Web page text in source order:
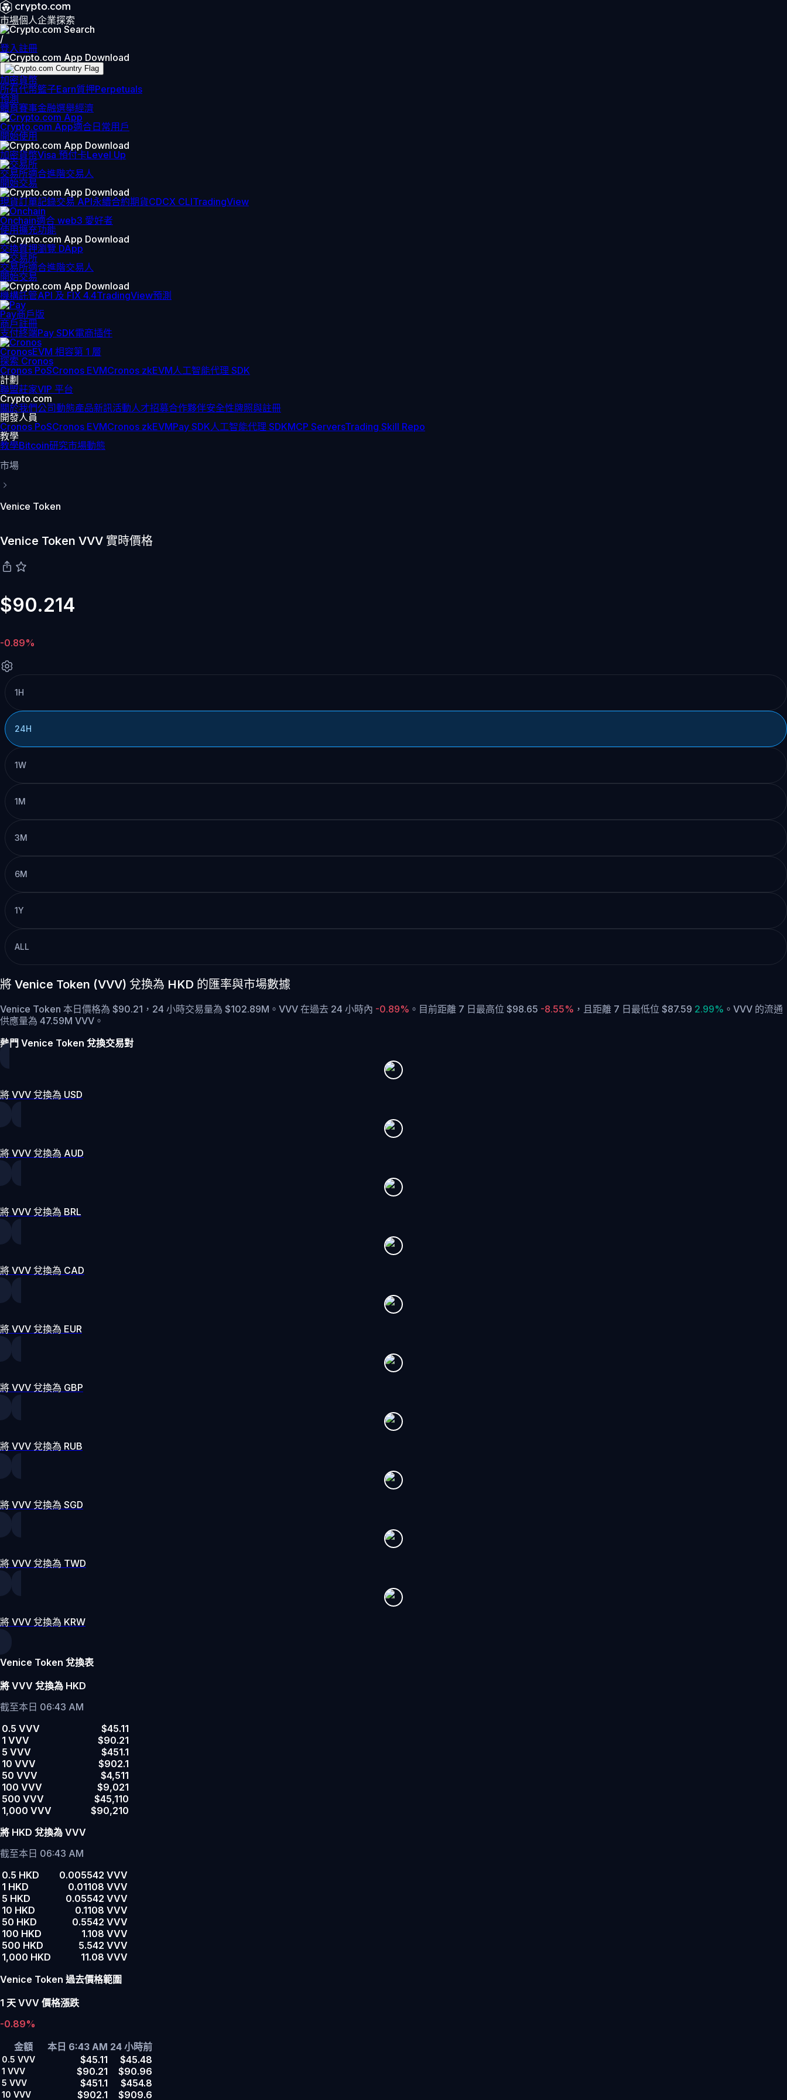
市場個人企業探索
/
登入註冊
加密貨幣
所有代幣籃子Earn質押Perpetuals
預測
體育賽事金融選舉經濟
Crypto.com App適合日常用戶
開始使用
加密貨幣Visa 預付卡Level Up
交易所適合進階交易人
開始交易
現貨訂單記錄交易 API永續合約期貨CDCX CLITradingView
Onchain適合 web3 愛好者
使用擴充功能
交換質押瀏覽 DApp
交易所適合進階交易人
開始交易
機構託管API 及 FIX 4.4TradingView預測
Pay商戶版
商戶註冊
支付終端Pay SDK電商插件
CronosEVM 相容第 1 層
探索 Cronos
Cronos PoSCronos EVMCronos zkEVM人工智能代理 SDK
計劃
聯盟莊家VIP 平台
Crypto.com
關於我們公司動態產品新訊活動人才招募合作夥伴安全性牌照與註冊
開發人員
Cronos PoSCronos EVMCronos zkEVMPay SDK人工智能代理 SDKMCP ServersTrading Skill Repo
教學
教學Bitcoin研究市場動態
市場
Venice Token
Venice Token VVV 實時價格
$90.214
-0.89%
1H
24H
1W
1M
3M
6M
1Y
ALL
將 Venice Token (VVV) 兌換為 HKD 的匯率與市場數據
Venice Token 本日價格為 $90.21，24 小時交易量為 $102.89M。VVV 在過去 24 小時內 -0.89% 。 目前距離 7 日最高位 $98.65 -8.55% ， 且距離 7 日最低位 $87.59 2.99% 。 VVV 的流通
供應量為 47.59M VVV。
熱門 Venice Token 兌換交易對
將 VVV 兌換為 USD
將 VVV 兌換為 AUD
將 VVV 兌換為 BRL
將 VVV 兌換為 CAD
將 VVV 兌換為 EUR
將 VVV 兌換為 GBP
將 VVV 兌換為 RUB
將 VVV 兌換為 SGD
將 VVV 兌換為 TWD
將 VVV 兌換為 KRW
Venice Token 兌換表
將 VVV 兌換為 HKD
截至本日 06:43 AM
0.5 VVV
$45.11
1 VVV
$90.21
5 VVV
$451.1
10 VVV
$902.1
50 VVV
$4,511
100 VVV
$9,021
500 VVV
$45,110
1,000 VVV
$90,210
將 HKD 兌換為 VVV
截至本日 06:43 AM
0.5 HKD
0.005542 VVV
1 HKD
0.01108 VVV
5 HKD
0.05542 VVV
10 HKD
0.1108 VVV
50 HKD
0.5542 VVV
100 HKD
1.108 VVV
500 HKD
5.542 VVV
1,000 HKD
11.08 VVV
Venice Token 過去價格範圍
1 天 VVV 價格漲跌
-0.89%
金額
本日 6:43 AM 24 小時前
0.5 VVV $45.11 $45.48
1 VVV $90.21 $90.96
5 VVV $451.1 $454.8
10 VVV $902.1 $909.6